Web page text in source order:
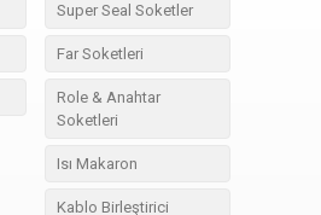
Super Seal Soketler
Far Soketleri
Role & Anahtar
Soketleri
Isı Makaron
Kablo Birleştirici